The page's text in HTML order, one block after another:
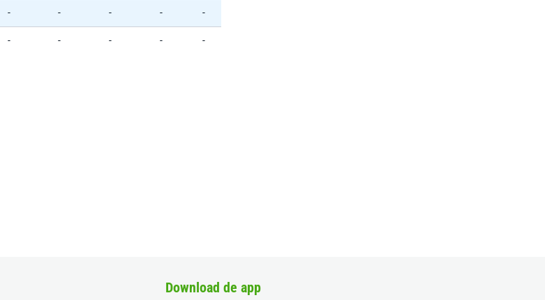
- - - - -
- - - - -
Download de app